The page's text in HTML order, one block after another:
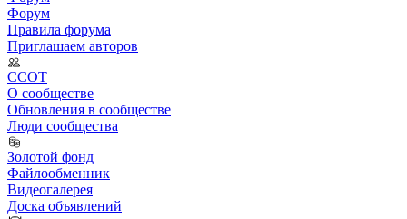
Форум
Правила форума
Приглашаем авторов
ССОТ
О сообществе
Обновления в сообществе
Люди сообщества
Золотой фонд
Файлообменник
Видеогалерея
Доска объявлений